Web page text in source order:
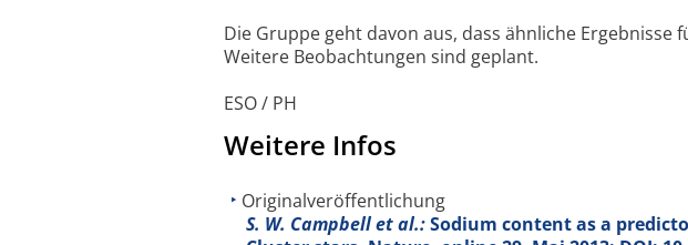
Die Gruppe geht davon aus, dass ähnliche
Weitere Beobachtungen sind geplant.
ESO / PH
Weitere Infos
Originalveröffentlichung
S. W. Campbell et al.:Sodium content as a